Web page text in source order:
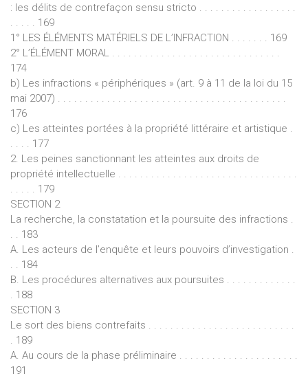
: les délits de contrefaçon sensu stricto . . . . . . . . . . . . . . . . . .
. . . . . 169
1° LES ÉLÉMENTS MATÉRIELS DE L’INFRACTION . . . . . . . 169
2° L’ÉLÉMENT MORAL . . . . . . . . . . . . . . . . . . . . . . . . . . . . . . .
174
b) Les infractions « périphériques » (art. 9 à 11 de la loi du 15
mai 2007) . . . . . . . . . . . . . . . . . . . . . . . . . . . . . . . . . . . . . . . . . .
176
c) Les atteintes portées à la propriété littéraire et artistique .
. . . . 177
2. Les peines sanctionnant les atteintes aux droits de
propriété intellectuelle . . . . . . . . . . . . . . . . . . . . . . . . . . . . . . . . .
. . . . . 179
SECTION 2
La recherche, la constatation et la poursuite des infractions .
. . 183
A. Les acteurs de l’enquête et leurs pouvoirs d’investigation .
. . 184
B. Les procédures alternatives aux poursuites . . . . . . . . . . . . .
. 188
SECTION 3
Le sort des biens contrefaits . . . . . . . . . . . . . . . . . . . . . . . . . . .
. 189
A. Au cours de la phase préliminaire . . . . . . . . . . . . . . . . . . . . . .
191